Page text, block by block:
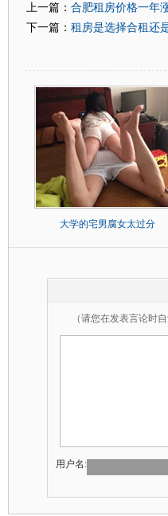
上一篇： 合肥租房价格一年
下一篇： 租房是选择合租还
大学的宅男腐女太过分
（请您在发表言论时
用户名: